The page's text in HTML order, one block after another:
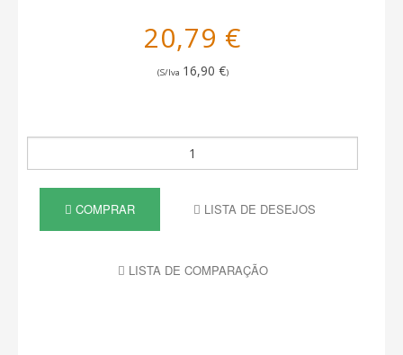
20,79 €
(S/Iva 16,90 €)
COMPRAR LISTA DE DESEJOS
LISTA DE COMPARAÇÃO